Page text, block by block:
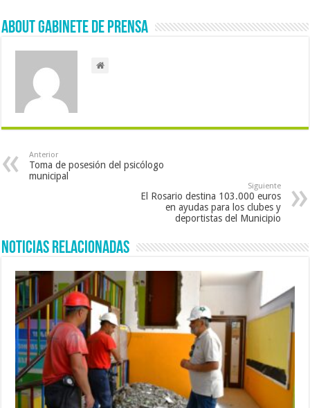
About Gabinete de Prensa
Anterior
Toma de posesión del psicólogo
municipal
Siguiente
El Rosario destina 103.000 euros
en ayudas para los clubes y
deportistas del Municipio
Noticias Relacionadas